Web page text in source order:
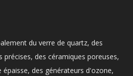
du verre de quartz, des
précises, des céramiques poreuses,
épaisse, des générateurs d'ozone,